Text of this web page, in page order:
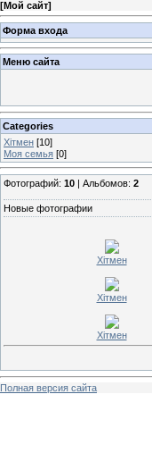
[Мой сайт]
Форма входа
Меню сайта
Categories
Хітмен [10]
Моя семья [0]
Фотографий: 10 | Альбомов: 2
Новые фотографии
Хітмен
Хітмен
Хітмен
Полная версия сайта